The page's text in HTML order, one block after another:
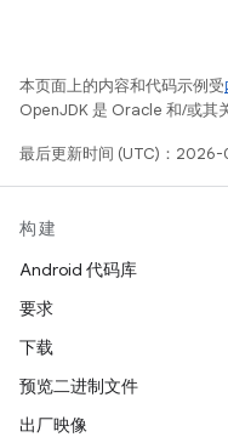
本页面上的内容和代码示例受
OpenJDK 是 Oracle 和/或其
最后更新时间 (UTC)：2026-
构建
Android 代码库
要求
下载
预览二进制文件
出厂映像